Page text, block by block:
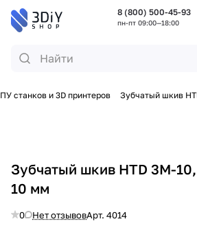
8 (800) 500-45-93
пн-пт 09:00—18:00
станков и 3D принтеров Зубчатый шкив
Зубчатый шкив HTD 3M-
10 мм
0 Нет отзывовАрт. 4014